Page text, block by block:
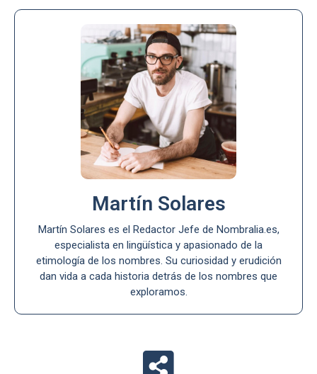
Martín Solares
Martín Solares es el Redactor Jefe de Nombralia.es,
especialista en lingüística y apasionado de la
etimología de los nombres. Su curiosidad y erudición
dan vida a cada historia detrás de los nombres que
exploramos.